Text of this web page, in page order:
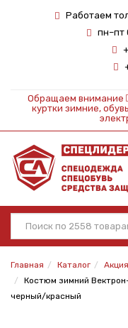
Работаем
пн–пт
Обращаем внимание
куртки зимние,
Главная Каталог
Костюм зимний
черный/красный